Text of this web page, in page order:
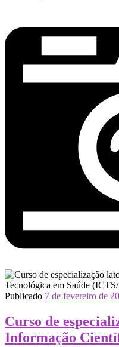
Publicado 7 de fevereiro de
Curso de
Informação